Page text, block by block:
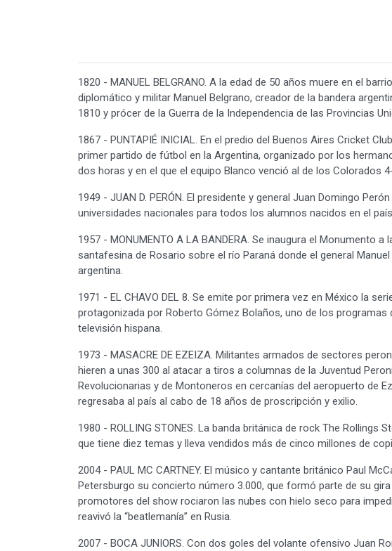
1820 - MANUEL BELGRANO. A la edad de 50 años muere en el
diplomático y militar Manuel Belgrano, creador de la bandera
1810 y prócer de la Guerra de la Independencia de las Provincias
1867 - PUNTAPIÉ INICIAL. En el predio del Buenos Aires Cricket
primer partido de fútbol en la Argentina, organizado por los
dos horas y en el que el equipo Blanco venció al de los Colorados
1949 - JUAN D. PERÓN. El presidente y general Juan Domingo
universidades nacionales para todos los alumnos nacidos en el
1957 - MONUMENTO A LA BANDERA. Se inaugura el Monumento a
santafesina de Rosario sobre el río Paraná donde el general
argentina.
1971 - EL CHAVO DEL 8. Se emite por primera vez en México la
protagonizada por Roberto Gómez Bolaños, uno de los
televisión hispana.
1973 - MASACRE DE EZEIZA. Militantes armados de sectores
hieren a unas 300 al atacar a tiros a columnas de la Juventud
Revolucionarias y de Montoneros en cercanías del aeropuerto de
regresaba al país al cabo de 18 años de proscripción y exilio.
1980 - ROLLING STONES. La banda británica de rock The Rollings
que tiene diez temas y lleva vendidos más de cinco millones de
2004 - PAUL MC CARTNEY. El músico y cantante británico Paul
Petersburgo su concierto número 3.000, que formó parte de su gira
promotores del show rociaron las nubes con hielo seco para
reavivó la “beatlemanía” en Rusia.
2007 - BOCA JUNIORS. Con dos goles del volante ofensivo Juan